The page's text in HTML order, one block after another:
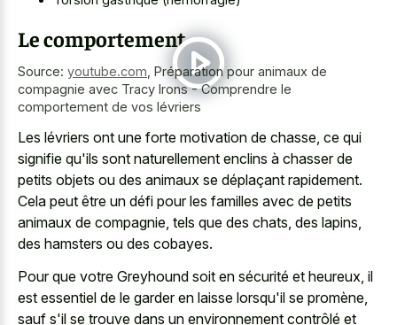
Le comportement
Source: youtube.com Préparation pour animaux de
compagnie avec Tracy Irons - Comprendre le
comportement de vos lévriers
Les lévriers ont une forte motivation de chasse, ce qui
signifie qu'ils sont naturellement enclins à chasser de
petits objets ou des animaux se déplaçant rapidement.
Cela peut être un défi pour les familles avec de petits
animaux de compagnie, tels que des chats, des lapins,
des hamsters ou des cobayes.
Pour que votre Greyhound soit en sécurité et heureux, il
est essentiel de le garder en laisse lorsqu'il se promène,
sauf s'il se trouve dans un environnement contrôlé et